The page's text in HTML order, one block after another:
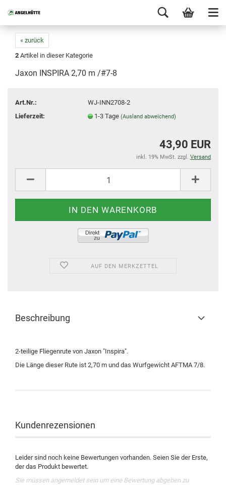
« zurück
2 Artikel in dieser Kategorie
Jaxon INSPIRA 2,70 m /#7-8
Art.Nr.:
WJ-INN2708-2
Lieferzeit:
1-3 Tage(Ausland abweichend)
43,90 EUR
inkl. 19% MwSt. zzgl. Versand
AUF DEN MERKZETTEL
Beschreibung
2-teilige Fliegenrute von Jaxon "Inspira".
Die Länge dieser Rute ist 2,70 m und das Wurfgewicht AFTMA 7/8.
Kundenrezensionen
Leider sind noch keine Bewertungen vorhanden. Seien Sie der Erste,
der das Produkt bewertet.
Sie müssen angemeldet sein um eine Bewertung abgeben zu